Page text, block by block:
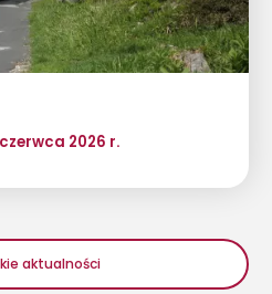
2026 r.
aktualności